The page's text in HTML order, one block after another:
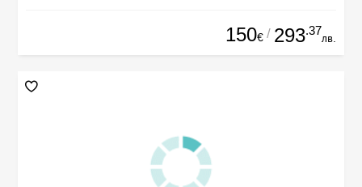
150€ / 293.37
лв.